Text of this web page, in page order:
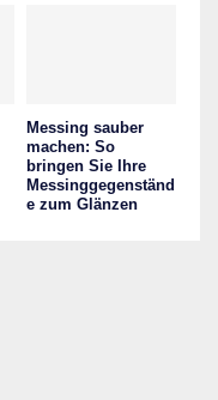
Messing sauber
machen: So
bringen Sie Ihre
Messinggegenständ
e zum Glänzen